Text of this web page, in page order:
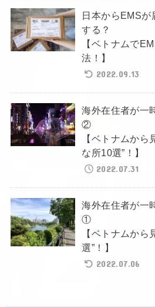
日本からEMSが
する？
【ベトナムで
法！】
2022.09.13
海外在住者が一
②
【ベトナムから
な所10選”！】
2022.07.31
海外在住者が一
①
【ベトナムから
選”！】
2022.07.06